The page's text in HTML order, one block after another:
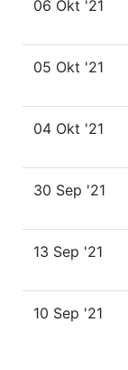
06 Okt '21
05 Okt '21
04 Okt '21
30 Sep '21
13 Sep '21
10 Sep '21